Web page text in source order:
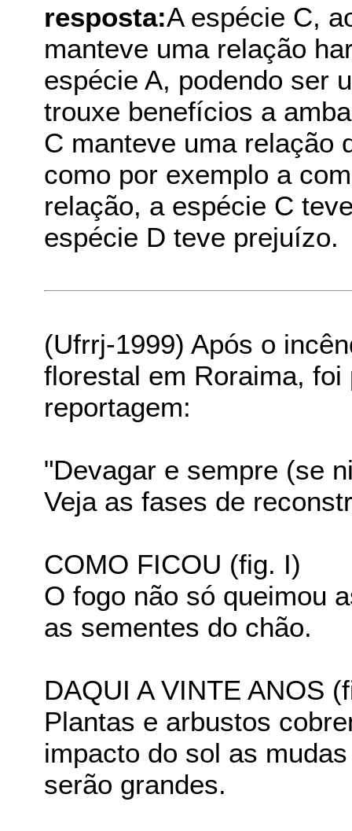
resposta:A espécie C,
manteve uma relação
espécie A, podendo ser
trouxe benefícios a
C manteve uma relação
como por exemplo a
relação, a espécie C
espécie D teve prejuízo.
(Ufrrj-1999) Após o
florestal em Roraima,
reportagem:
"Devagar e sempre (se
Veja as fases de
COMO FICOU (fig. I)
O fogo não só queimou
as sementes do chão.
DAQUI A VINTE ANOS
Plantas e arbustos
impacto do sol as
serão grandes.